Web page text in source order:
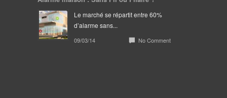
Le marché se répartit entre 60%
d’alarme sans...
09/03/14 No Comment